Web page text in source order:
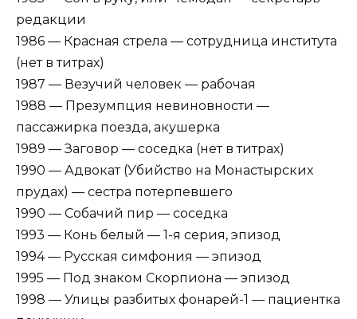
редакции
1986 — Красная стрела — сотрудница института
(нет в титрах)
1987 — Везучий человек — рабочая
1988 — Презумпция невиновности —
пассажирка поезда, акушерка
1989 — Заговор — соседка (нет в титрах)
1990 — Адвокат (Убийство на Монастырских
прудах) — сестра потерпевшего
1990 — Собачий пир — соседка
1993 — Конь белый — 1-я серия, эпизод
1994 — Русская симфония — эпизод
1995 — Под знаком Скорпиона — эпизод
1998 — Улицы разбитых фонарей-1 — пациентка